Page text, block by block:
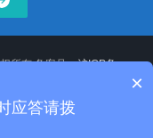
所有 备案号：沪ICP备
电话：18918321013 E-
×
应答请拨